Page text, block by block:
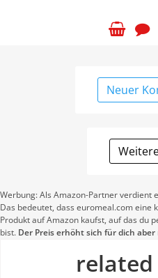
Neuer
Werbung: Als Amazon-Partner verdient
Das bedeutet, dass euromeal.com eine
Produkt auf Amazon kaufst, auf das du
bist. Der Preis erhöht sich für dich